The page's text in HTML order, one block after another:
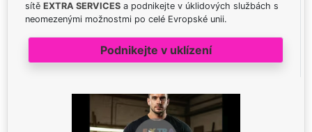
sítě EXTRA SERVICES a podnikejte v úklidových službách s
neomezenými možnostmi po celé Evropské unii.
Podnikejte v uklízení